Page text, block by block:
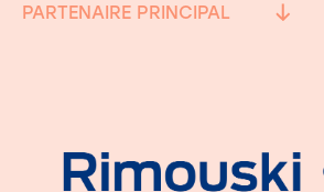
PARTENAIRE PRINCIPAL